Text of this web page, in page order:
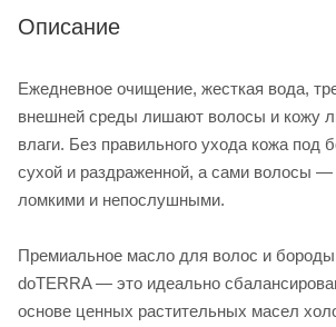
Описание
Ежедневное очищение, жесткая вода,
внешней среды лишают волосы и кожу
влаги. Без правильного ухода кожа под
сухой и раздраженной, а сами волосы —
ломкими и непослушными.
Премиальное масло для волос и бороды
doTERRA — это идеально
основе ценных растительных масел